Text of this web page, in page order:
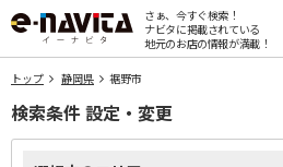
さぁ、今すぐ検索！
ナビタに掲載されている
地元のお店の情報が満載！
トップ 静岡県 裾野市
検索条件 設定・変更